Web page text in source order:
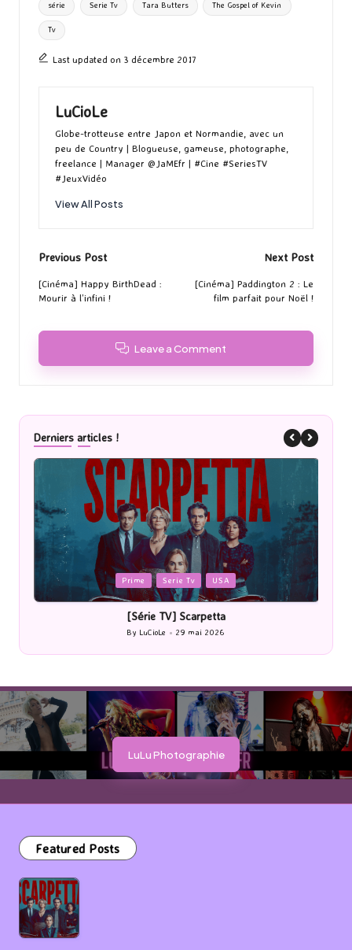
série Serie Tv Tara Butters The Gospel of Kevin
Tv
Last updated on 3 décembre 2017
LuCioLe
Globe-trotteuse entre Japon et Normandie, avec un
peu de Country | Blogueuse, gameuse, photographe,
freelance | Manager @JaMEfr | #Cine #SeriesTV
#JeuxVidéo
View All Posts
Post
navigation
Previous Post
[Cinéma] Happy BirthDead :
Mourir à l’infini !
Next Post
[Cinéma] Paddington 2 : Le
film parfait pour Noël !
Leave a Comment
Derniers articles !
Posted
in
Prime Serie Tv USA
[Série TV] Scarpetta
Posted
by
By LuCioLe 29 mai 2026
LuLu Photographie
Featured Posts